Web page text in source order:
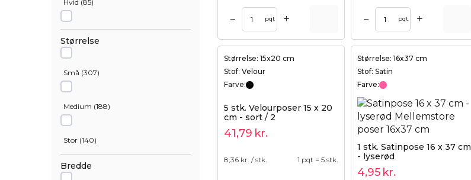
Hvid (85)
Sort 68
Ecru (21)
Gul (10)
Sølv (55 )
Blå (15)
Størrelse
Små (307)
Medium (188)
Stor (140)
Bredde
– pqt + – pqt +
Tilføj til kurv Tilføj til kurv
Størrelse: 15x20 cm
Stof: Velour
Farve:
5 stk. Velourposer 15 x 20
cm - sort / 2
41,79 kr.
8,36 kr. / stk. 1 pqt = 5 stk.
Størrelse: 16x37 cm
Stof: Satin
Farve:
1 stk. Satinpose 16 x 37 cm
- lyserød
4,95 kr.